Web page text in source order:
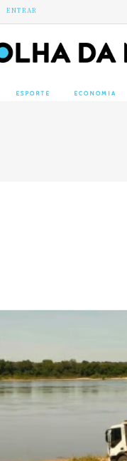
ENTRAR
ESPORTE ECONOMIA